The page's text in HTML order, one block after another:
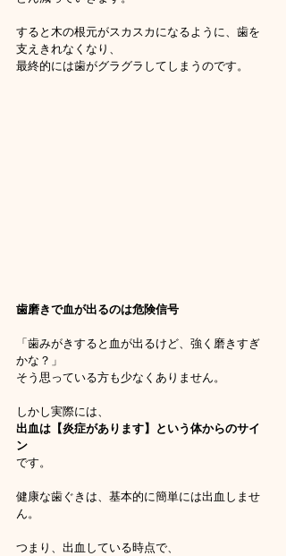
すると木の根元がスカスカになるように、歯を
支えきれなくなり、
最終的には歯がグラグラしてしまうのです。
歯磨きで血が出るのは危険信号
「歯みがきすると血が出るけど、強く磨きすぎ
かな？」
そう思っている方も少なくありません。
しかし実際には、
出血は【炎症があります】という体からのサイ
ン
です。
健康な歯ぐきは、基本的に簡単には出血しませ
ん。
つまり、出血している時点で、